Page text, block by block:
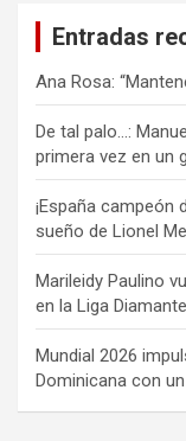
Entradas
Ana Rosa:
De tal palo…:
primera vez en un
¡España campeón
sueño de Lionel
Marileidy Paulino
en la Liga Diamante
Mundial 2026
Dominicana con